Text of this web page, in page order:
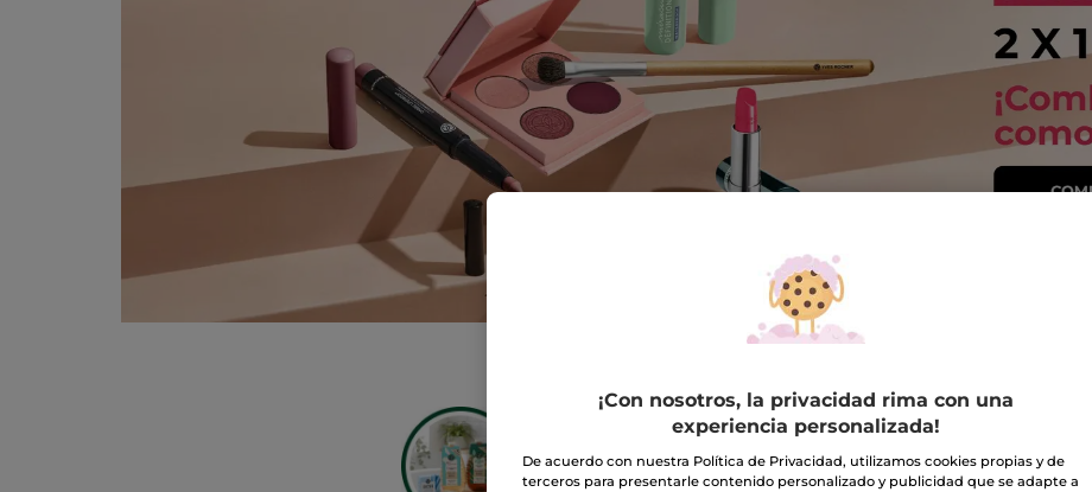
¡Con nosotros, la privacidad rima con una
experiencia personalizada!
De acuerdo con nuestra Política de Privacidad, utilizamos cookies propias y de
terceros para presentarle contenido personalizado y publicidad que se adapte a